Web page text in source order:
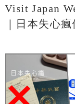
Visit Japan
｜日本失心